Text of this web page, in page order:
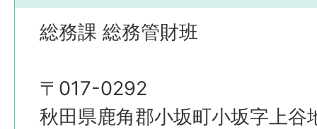
総務課 総務管財班
〒017-0292
秋田県鹿角郡小坂町小坂字上谷